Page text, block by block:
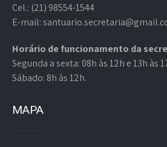
Cel.: (21) 98554-1544
E-mail:
Horário de funcionamento da
Segunda a sexta: 08h às 12h e 13h às
Sábado: 8h às 12h.
MAPA